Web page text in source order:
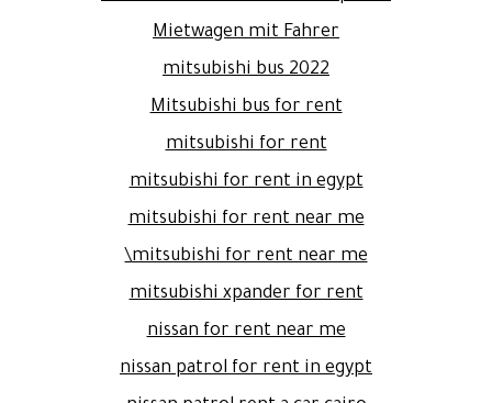
Mietwagen mit Fahrer
mitsubishi bus 2022
Mitsubishi bus for rent
mitsubishi for rent
mitsubishi for rent in egypt
mitsubishi for rent near me
mitsubishi for rent near me\
mitsubishi xpander for rent
nissan for rent near me
nissan patrol for rent in egypt